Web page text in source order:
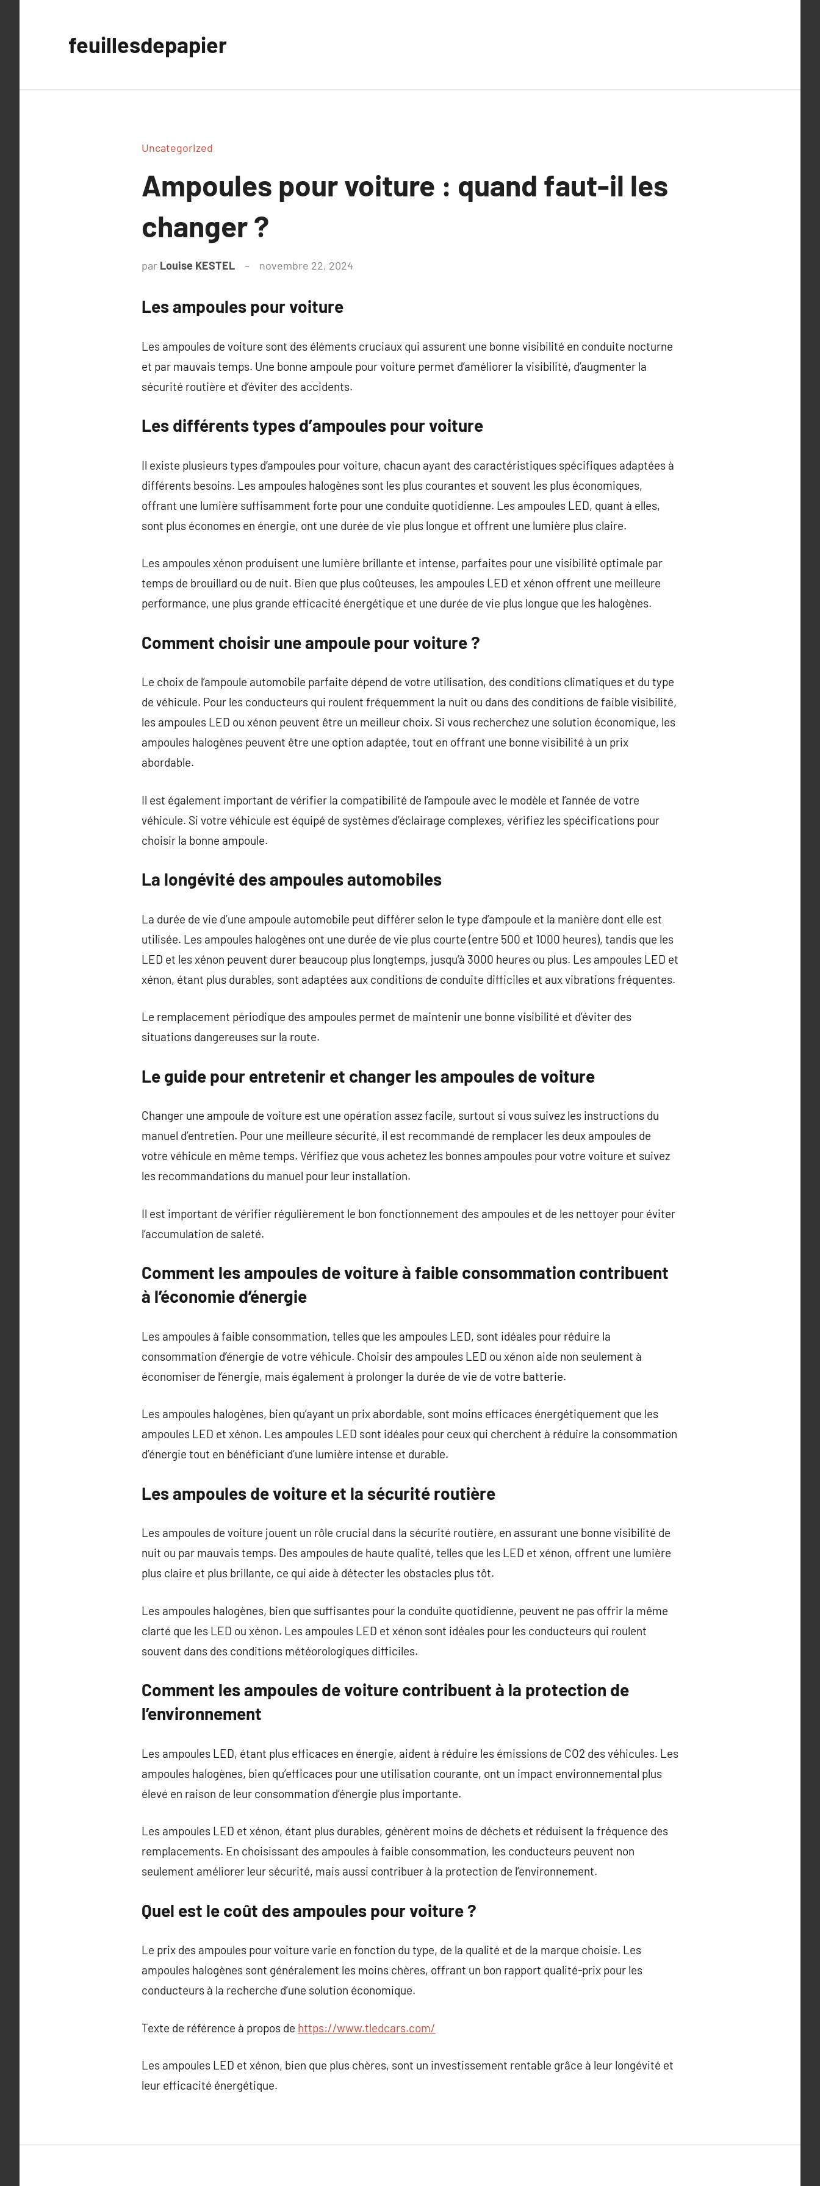
feuillesdepapier
Uncategorized
Ampoules pour voiture : quand faut-il les
changer ?
par Louise KESTEL novembre 22, 2024
Les ampoules pour voiture
Les ampoules de voiture sont des éléments cruciaux qui assurent une bonne visibilité en conduite nocturne
et par mauvais temps. Une bonne ampoule pour voiture permet d’améliorer la visibilité, d’augmenter la
sécurité routière et d’éviter des accidents.
Les différents types d’ampoules pour voiture
Il existe plusieurs types d’ampoules pour voiture, chacun ayant des caractéristiques spécifiques adaptées à
différents besoins. Les ampoules halogènes sont les plus courantes et souvent les plus économiques,
offrant une lumière suffisamment forte pour une conduite quotidienne. Les ampoules LED, quant à elles,
sont plus économes en énergie, ont une durée de vie plus longue et offrent une lumière plus claire.
Les ampoules xénon produisent une lumière brillante et intense, parfaites pour une visibilité optimale par
temps de brouillard ou de nuit. Bien que plus coûteuses, les ampoules LED et xénon offrent une meilleure
performance, une plus grande efficacité énergétique et une durée de vie plus longue que les halogènes.
Comment choisir une ampoule pour voiture ?
Le choix de l’ampoule automobile parfaite dépend de votre utilisation, des conditions climatiques et du type
de véhicule. Pour les conducteurs qui roulent fréquemment la nuit ou dans des conditions de faible visibilité,
les ampoules LED ou xénon peuvent être un meilleur choix. Si vous recherchez une solution économique, les
ampoules halogènes peuvent être une option adaptée, tout en offrant une bonne visibilité à un prix
abordable.
Il est également important de vérifier la compatibilité de l’ampoule avec le modèle et l’année de votre
véhicule. Si votre véhicule est équipé de systèmes d’éclairage complexes, vérifiez les spécifications pour
choisir la bonne ampoule.
La longévité des ampoules automobiles
La durée de vie d’une ampoule automobile peut différer selon le type d’ampoule et la manière dont elle est
utilisée. Les ampoules halogènes ont une durée de vie plus courte (entre 500 et 1000 heures), tandis que les
LED et les xénon peuvent durer beaucoup plus longtemps, jusqu’à 3000 heures ou plus. Les ampoules LED et
xénon, étant plus durables, sont adaptées aux conditions de conduite difficiles et aux vibrations fréquentes.
Le remplacement périodique des ampoules permet de maintenir une bonne visibilité et d’éviter des
situations dangereuses sur la route.
Le guide pour entretenir et changer les ampoules de voiture
Changer une ampoule de voiture est une opération assez facile, surtout si vous suivez les instructions du
manuel d’entretien. Pour une meilleure sécurité, il est recommandé de remplacer les deux ampoules de
votre véhicule en même temps. Vérifiez que vous achetez les bonnes ampoules pour votre voiture et suivez
les recommandations du manuel pour leur installation.
Il est important de vérifier régulièrement le bon fonctionnement des ampoules et de les nettoyer pour éviter
l’accumulation de saleté.
Comment les ampoules de voiture à faible consommation contribuent
à l’économie d’énergie
Les ampoules à faible consommation, telles que les ampoules LED, sont idéales pour réduire la
consommation d’énergie de votre véhicule. Choisir des ampoules LED ou xénon aide non seulement à
économiser de l’énergie, mais également à prolonger la durée de vie de votre batterie.
Les ampoules halogènes, bien qu’ayant un prix abordable, sont moins efficaces énergétiquement que les
ampoules LED et xénon. Les ampoules LED sont idéales pour ceux qui cherchent à réduire la consommation
d’énergie tout en bénéficiant d’une lumière intense et durable.
Les ampoules de voiture et la sécurité routière
Les ampoules de voiture jouent un rôle crucial dans la sécurité routière, en assurant une bonne visibilité de
nuit ou par mauvais temps. Des ampoules de haute qualité, telles que les LED et xénon, offrent une lumière
plus claire et plus brillante, ce qui aide à détecter les obstacles plus tôt.
Les ampoules halogènes, bien que suffisantes pour la conduite quotidienne, peuvent ne pas offrir la même
clarté que les LED ou xénon. Les ampoules LED et xénon sont idéales pour les conducteurs qui roulent
souvent dans des conditions météorologiques difficiles.
Comment les ampoules de voiture contribuent à la protection de
l’environnement
Les ampoules LED, étant plus efficaces en énergie, aident à réduire les émissions de CO2 des véhicules. Les
ampoules halogènes, bien qu’efficaces pour une utilisation courante, ont un impact environnemental plus
élevé en raison de leur consommation d’énergie plus importante.
Les ampoules LED et xénon, étant plus durables, génèrent moins de déchets et réduisent la fréquence des
remplacements. En choisissant des ampoules à faible consommation, les conducteurs peuvent non
seulement améliorer leur sécurité, mais aussi contribuer à la protection de l’environnement.
Quel est le coût des ampoules pour voiture ?
Le prix des ampoules pour voiture varie en fonction du type, de la qualité et de la marque choisie. Les
ampoules halogènes sont généralement les moins chères, offrant un bon rapport qualité-prix pour les
conducteurs à la recherche d’une solution économique.
Texte de référence à propos de https://www.tledcars.com/
Les ampoules LED et xénon, bien que plus chères, sont un investissement rentable grâce à leur longévité et
leur efficacité énergétique.